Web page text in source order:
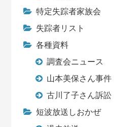
特定失踪者家族会
失踪者リスト
各種資料
調査会ニュース
山本美保さん事件
古川了子さん訴訟
短波放送しおかぜ